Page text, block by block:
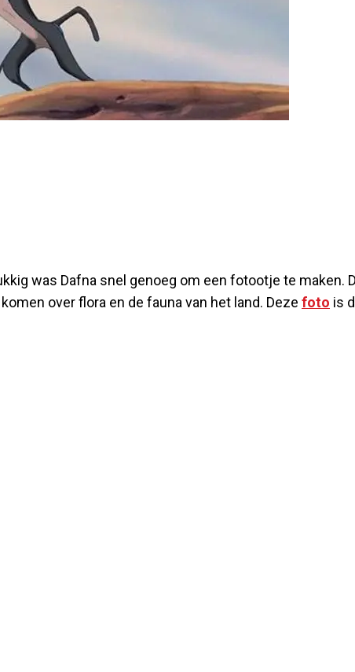
was Dafna snel genoeg om een fotootje te maken.
over flora en de fauna van het land. Deze foto is